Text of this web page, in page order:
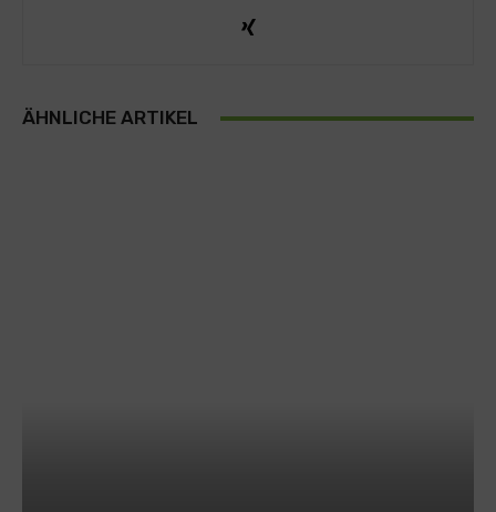
ÄHNLICHE ARTIKEL